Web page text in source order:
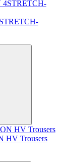
HV Trousers